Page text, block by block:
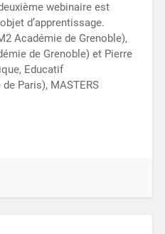
webinaire est
d’apprentissage.
Académie de Grenoble),
de Grenoble) et Pierre
Educatif
Paris), MASTERS